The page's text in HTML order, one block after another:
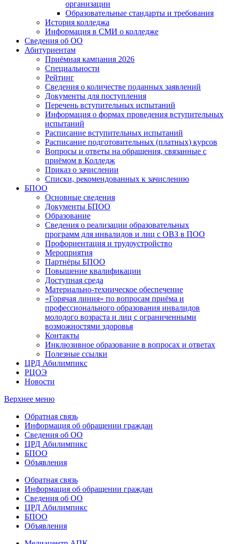
организации
Образовательные стандарты и требования
История колледжа
Информация в СМИ о колледже
Сведения об ОО
Абитуриентам
Приёмная кампания 2026
Специальности
Рейтинг
Сведения о количестве поданных заявлений
Документы для поступления
Перечень вступительных испытаний
Информация о формах проведения вступительных
испытаний
Расписание вступительных испытаний
Расписание подготовительных (платных) курсов
Вопросы и ответы на обращения, связанные с
приёмом в Колледж
Приказ о зачислении
Списки, рекомендованных к зачислению
БПОО
Основные сведения
Документы БПОО
Образование
Сведения о реализации образовательных
программ для инвалидов и лиц с ОВЗ в ПОО
Профориентация и трудоустройство
Мероприятия
Партнёры БПОО
Повышение квалификации
Доступная среда
Материально-техническое обеспечение
«Горячая линия» по вопросам приёма и
профессионального образования инвалидов
молодого возраста и лиц с ограниченными
возможностями здоровья
Контакты
Инклюзивное образование в вопросах и ответах
Полезные ссылки
ЦРД Абилимпикс
РЦОЭ
Новости
Верхнее меню
Обратная связь
Информация об обращении граждан
Сведения об ОО
ЦРД Абилимпикс
БПОО
Объявления
Обратная связь
Информация об обращении граждан
Сведения об ОО
ЦРД Абилимпикс
БПОО
Объявления